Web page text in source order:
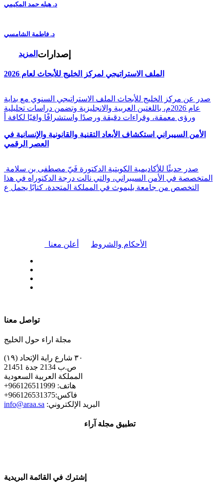
د. هيله حمد المكيمي
د. فاطمة الشامسي
المزيد إصدارات
الملف الاستراتيجي لمركز الخليج للأبحاث لعام 2026
صدر عن مركز الخليج للأبحاث الملف الاستراتيجي السنوي مع بداية
عام 2026م، باللغتين العربية والانجليزية وتضمن دراسات تحليلية
ورؤى معمقة، وقراءات دقيقة ورصدًا واستشرافًا وافيًا لكافة أ
الأمن السيبراني استكشاف الأبعاد التقنية والقانونية والإنسانية في
العصر الرقمي
المتخصصة في الأمن السيبراني، والتي نالت درجة الدكتوراه في هذا
التخصص من جامعة بليموث في المملكة المتحدة، كتابًا يحمل ع
أعلن معنا الأحكام والشروط
تواصل معنا
مجلة اراء حول الخليج
٣٠ شارع راية الإتحاد (١٩)
ص.ب 2134 جدة 21451
المملكة العربية السعودية
+هاتف: 966126511999
+فاكس:966126531375
info@araa.sa :البريد الإلكتروني
تطبيق مجلة آراء
إشترك في القائمة البريدية